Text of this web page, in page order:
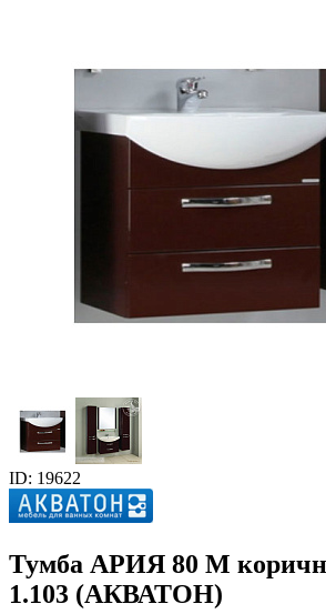
ID: 19622
Тумба АРИЯ 80 М
1.103 (АКВАТОН)